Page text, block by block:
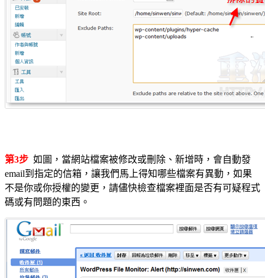
第3步 如圖，當網站檔案被修改或刪除、新增時，會自動發
email到指定的信箱，讓我們馬上得知哪些檔案有異動，如果
不是你或你授權的變更，請儘快檢查檔案裡面是否有可疑程式
碼或有問題的東西。